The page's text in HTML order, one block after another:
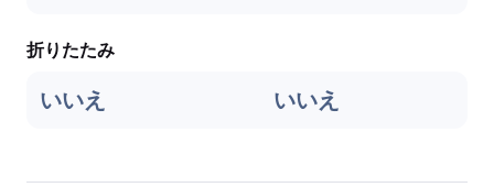
折りたたみ
いいえ いいえ